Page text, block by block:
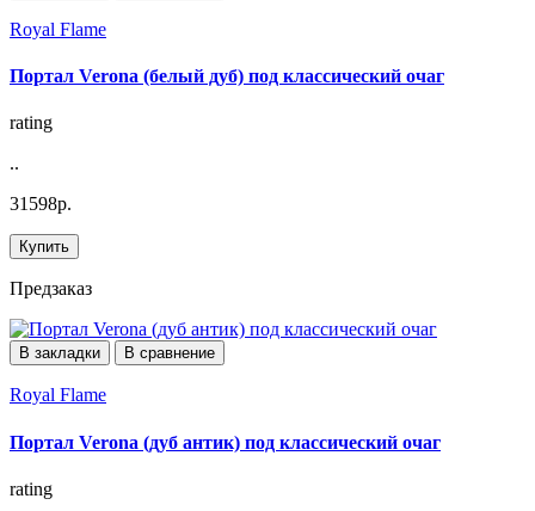
Royal Flame
Портал Verona (белый дуб) под классический очаг
rating
..
31598р.
Купить
Предзаказ
В закладки В сравнение
Royal Flame
Портал Verona (дуб антик) под классический очаг
rating